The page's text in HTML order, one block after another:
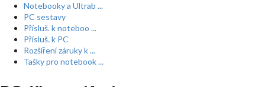
Notebooky a Ultrab ...
PC sestavy
Přísluš. k noteboo ...
Přísluš. k PC
Rozšíření záruky k ...
Tašky pro notebook ...